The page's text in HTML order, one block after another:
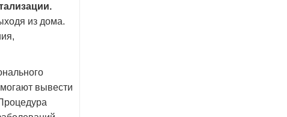
из дома.
вывести